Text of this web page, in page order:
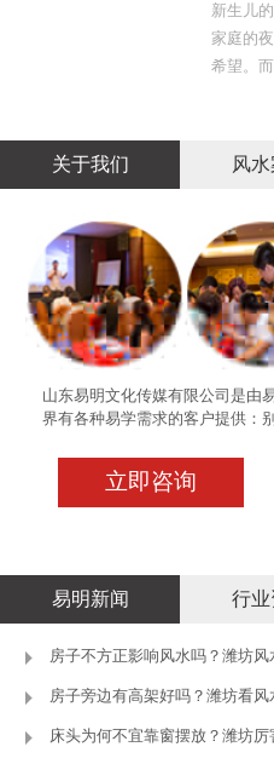
新生儿
家庭的
希望。
关于我们 风水
山东易明文化传媒有限公司是由
界有各种易学需求的客户提供：
立即咨询
易明新闻 行
房子不方正影响风水吗？潍坊风
房子旁边有高架好吗？潍坊看风水
床头为何不宜靠窗摆放？潍坊厉